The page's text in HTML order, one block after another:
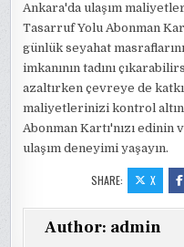
Ankara'da ulaşım
Tasarruf Yolu Abonman
günlük seyahat
imkanının tadını
azaltırken çevreye de
maliyetlerinizi kontrol
Abonman Kartı'nızı
ulaşım deneyimi yaşayın.
SHARE: X
Author: admin